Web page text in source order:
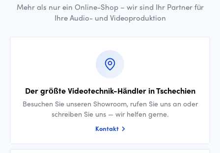
Mehr als nur ein Online-Shop – wir sind Ihr Partner für
Ihre Audio- und Videoproduktion
Der größte Videotechnik-Händler in Tschechien
Besuchen Sie unseren Showroom, rufen Sie uns an oder
schreiben Sie uns — wir helfen gerne.
Kontakt